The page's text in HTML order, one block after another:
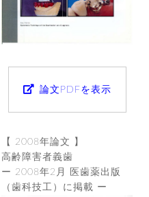
論文PDFを表示
【 2008年論文 】
高齢障害者義歯
ー 2008年2月 医歯薬出版
（歯科技工）に掲載 ー